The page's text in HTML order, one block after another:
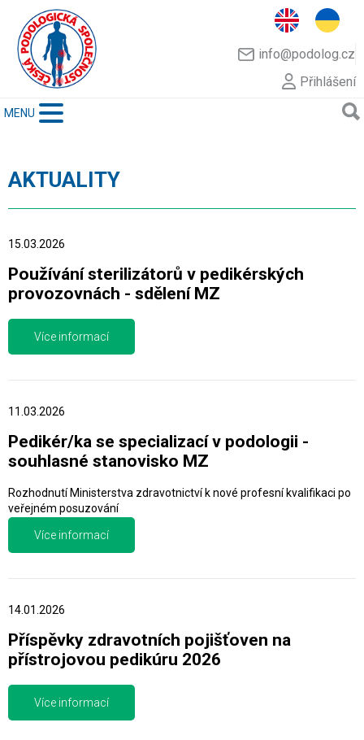
info@podolog.cz
Přihlášení
MENU
AKTUALITY
15.03.2026
Používání sterilizátorů v pedikérských
provozovnách - sdělení MZ
Více informací
11.03.2026
Pedikér/ka se specializací v podologii -
souhlasné stanovisko MZ
Rozhodnutí Ministerstva zdravotnictví k nové profesní kvalifikaci po
veřejném posuzování
Více informací
14.01.2026
Příspěvky zdravotních pojišťoven na
přístrojovou pedikúru 2026
Více informací